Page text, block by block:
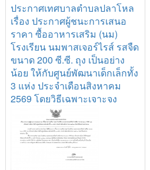
ประกาศเทศบาลตำบลปลาโหล
เรื่อง ประกาศผู้ชนะการเสนอ
ราคา ซื้ออาหารเสริม (นม)
โรงเรียน นมพาสเจอร์ไรส์ รสจืด
ขนาด 200 ซี.ซี. ถุง เป็นอย่าง
น้อย ให้กับศูนย์พัฒนาเด็กเล็กทั้ง
3 แห่ง ประจำเดือนสิงหาคม
2569 โดยวิธีเฉพาะเจาะจง